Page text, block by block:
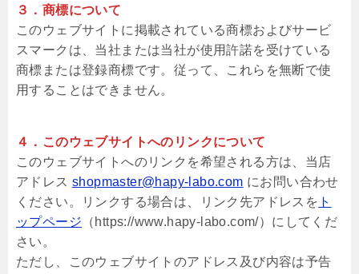
３．商標について
このウェブサイトに掲載されている商標およびサービ
スマークは、当社または当社が使用許諾を受けている
商標または登録商標です。従って、これらを無断で使
用することはできません。
４．このウェブサイトへのリンクについて
このウェブサイトへのリンクを希望される方は、当店
アドレス shopmaster@hapy-labo.com にお問い合わせ
ください。リンクする場合は、リンク先アドレスを ト
ップページ （https://www.hapy-labo.com/）にしてくだ
さい。
ただし、このウェブサイトのアドレス及び内容は予告